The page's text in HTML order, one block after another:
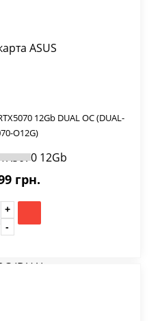
12Gb DUAL OC (DUAL-
O12G)
грн.